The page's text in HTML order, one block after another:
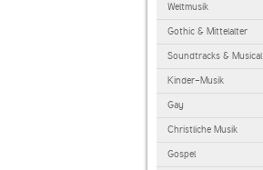
Weltmusik
Gothic & Mittelalter
Soundtracks & Musical
Kinder-Musik
Gay
Christliche Musik
Gospel